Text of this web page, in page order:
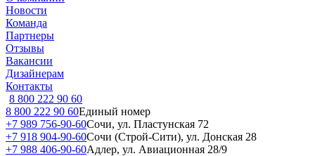
Новости
Команда
Партнеры
Отзывы
Вакансии
Дизайнерам
Контакты
8 800 222 90 60
8 800 222 90 60Единый номер
+7 989 756-90-60Сочи, ул. Пластунская 72
+7 918 904-90-60Сочи (Строй-Сити), ул. Донская 28
+7 988 406-90-60Адлер, ул. Авиационная 28/9